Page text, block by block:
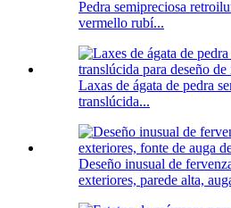
Pedra semipreciosa
vermello rubí...
Laxas de ágata de pedra
translúcida...
Deseño inusual de
exteriores, parede alta,